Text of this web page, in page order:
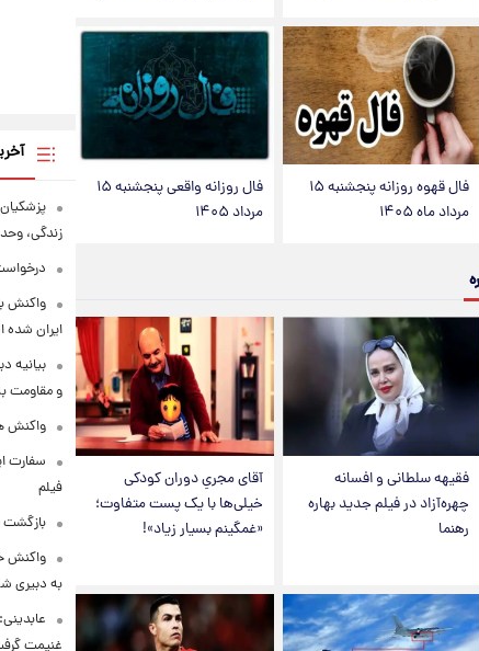
فال قهوه روزانه پنجشنبه ۱۵
مرداد ماه ۱۴۰۵
فال روزانه واقعی پنجشنبه ۱۵
مرداد ۱۴۰۵
فقیهه سلطانی و افسانه
چهره‌آزاد در فیلم جدید بهاره
رهنما
آقای مجریِ دوران کودکی
خیلی‌ها با یک پست متفاوت؛
«غمگینم بسیار زیاد»!
زندگی،
واکنش
ایران
بیانیه
و مقاومت
واکنش
سفارت
فیلم
بازگشت
واکنش
به دبیری
غنیمت